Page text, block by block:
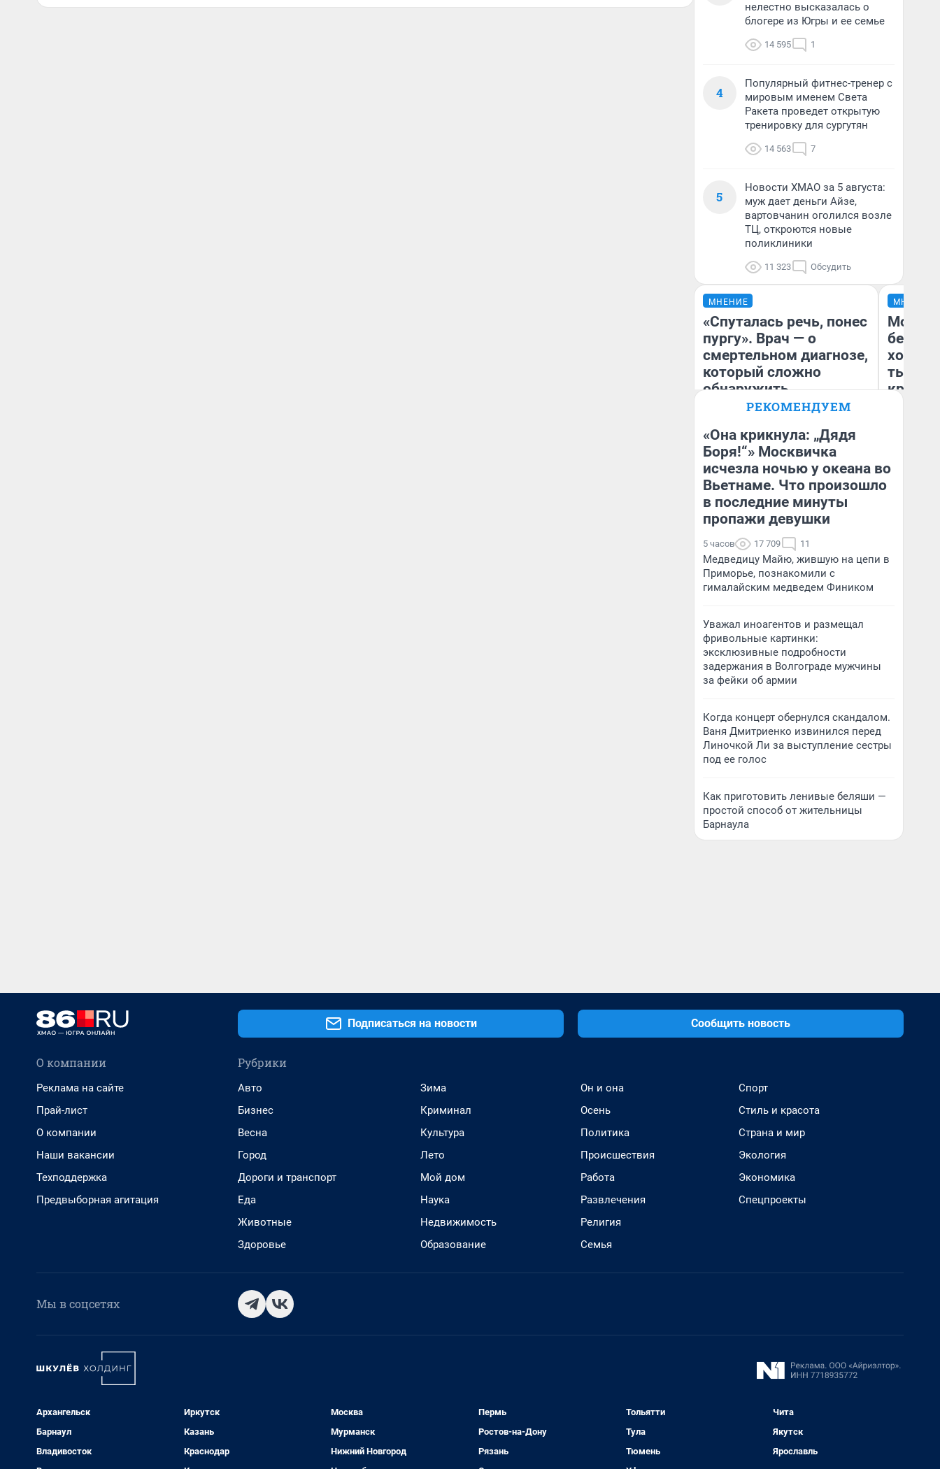
нелестно высказалась о
блогере из Югры и ее семье
14 595 1
4
Популярный фитнес-тренер с
мировым именем Света
Ракета проведет открытую
тренировку для сургутян
14 563 7
5
Новости ХМАО за 5 августа:
муж дает деньги Айзе,
вартовчанин оголился возле
ТЦ, откроются новые
поликлиники
11 323 Обсудить
МНЕНИЕ
«Спуталась речь, понес
пургу». Врач — о
смертельном диагнозе,
который сложно
обнаружить
Ирина Волкова
«Реабилитация доктора
Волковой»
МНЕНИЕ
Мой
хотела
тысяч,
РЕКОМЕНДУЕМ
«Она крикнула: „Дядя
Боря!“» Москвичка
исчезла ночью у океана во
Вьетнаме. Что произошло
в последние минуты
пропажи девушки
5 часов 17 709 11
Медведицу Майю, жившую на цепи в
Приморье, познакомили с
гималайским медведем Фиником
Уважал иноагентов и размещал
фривольные картинки:
эксклюзивные подробности
задержания в Волгограде мужчины
за фейки об армии
Когда концерт обернулся скандалом.
Ваня Дмитриенко извинился перед
Линочкой Ли за выступление сестры
под ее голос
Как приготовить ленивые беляши —
простой способ от жительницы
Барнаула
Подписаться на новости Сообщить новость
О компании
Реклама на сайте
Прай-лист
О компании
Наши вакансии
Техподдержка
Предвыборная агитация
Рубрики
Авто
Бизнес
Весна
Город
Дороги и транспорт
Еда
Животные
Здоровье
Зима
Криминал
Культура
Лето
Мой дом
Наука
Недвижимость
Образование
Он и она
Осень
Политика
Происшествия
Работа
Развлечения
Религия
Семья
Спорт
Стиль и красота
Страна и мир
Экология
Экономика
Спецпроекты
Мы в соцсетях
Архангельск
Барнаул
Владивосток
Иркутск
Казань
Краснодар
Москва
Мурманск
Нижний Новгород
Пермь
Ростов-на-Дону
Рязань
Тольятти
Тула
Тюмень
Чита
Якутск
Ярославль